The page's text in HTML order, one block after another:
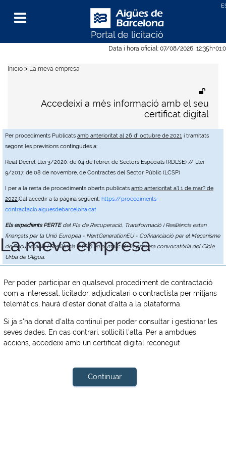
Data i hora oficial: 07/08/2026 12:35h
Per procediments Publicats amb anterioritat al 26 d' octubre de 2021 i tramitats
segons les previsions contingudes a:
Reial Decret Llei 3/2020, de 04 de febrer, de Sectors Especials (RDLSE) // Llei
9/2017, de 08 de novembre, de Contractes del Sector Públic (LCSP)
I per a la resta de procediments oberts publicats amb anterioritat a'l 1 de mar? de
2022,Cal accedir a la pàgina següent: https://procediments-
contractacio.aiguesdebarcelona.cat
Els expedients PERTEdel Pla de Recuperació, Transformació i Resiliència estan
finançats per la Unió Europea - NextGenerationEU - Cofinanciació per el Mecanisme
de Recuperació i Resiliència (MRR) en el marc de la primera convocatòria del Cicle
Urbà de l'Aigua.
Portal de licitació
Menu
Accedeixi a més informació amb el seu
certificat digital
Inicio > La meva empresa
La meva empresa
Per poder participar en qualsevol procediment de contractació
com a interessat, licitador, adjudicatari o contractista per mitjans
telemàtics, haurà d'estar donat d'alta a la plataforma.
Si ja s'ha donat d'alta continuï per poder consultar i gestionar les
seves dades. En cas contrari, solliciti l'alta. Per a ambdues
accions, accedeixi amb un certificat digital reconegut
Continuar